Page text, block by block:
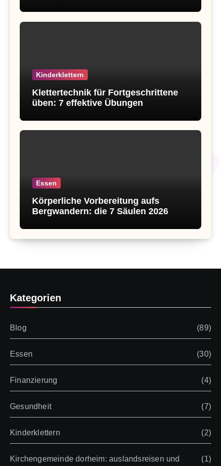
Kinderklettern
Klettertechnik für Fortgeschrittene
üben: 7 effektive Übungen
Essen
Körperliche Vorbereitung aufs
Bergwandern: die 7 Säulen 2026
Kategorien
Blog (89)
Essen (30)
Finanzierung (4)
Gesundheit (7)
Kinderklettern (2)
Kirchengemeinde dorheim: auslandsreisen und
(1)